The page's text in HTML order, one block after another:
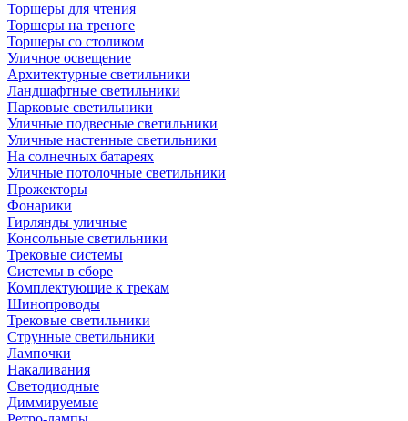
Торшеры для чтения
Торшеры на треноге
Торшеры со столиком
Уличное освещение
Архитектурные светильники
Ландшафтные светильники
Парковые светильники
Уличные подвесные светильники
Уличные настенные светильники
На солнечных батареях
Уличные потолочные светильники
Прожекторы
Фонарики
Гирлянды уличные
Консольные светильники
Трековые системы
Системы в сборе
Комплектующие к трекам
Шинопроводы
Трековые светильники
Струнные светильники
Лампочки
Накаливания
Светодиодные
Диммируемые